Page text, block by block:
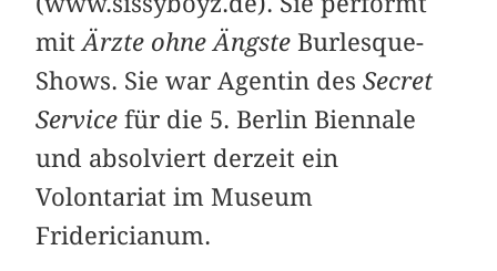
mitÄrzte ohne Ängste Burlesque-
Shows. Sie war Agentin desSecret
Service für die 5. Berlin Biennale
und absolviert derzeit ein
Volontariat im Museum
Fridericianum.